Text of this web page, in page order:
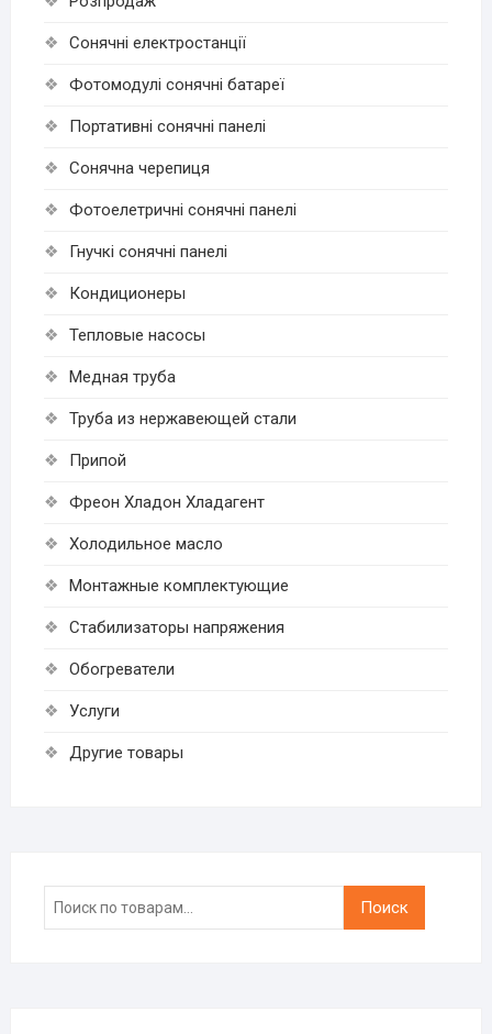
Cонячні електростанції
Фотомодулі сонячні батареї
Портативні сонячні панелі
Сонячна черепиця
Фотоелетричні cонячні панелі
Гнучкі cонячні панелі
Кондиционеры
Тепловые насосы
Медная труба
Труба из нержавеющей стали
Припой
Фреон Хладон Хладагент
Холодильное масло
Монтажные комплектующие
Стабилизаторы напряжения
Обогреватели
Услуги
Другие товары
Искать:
Поиск